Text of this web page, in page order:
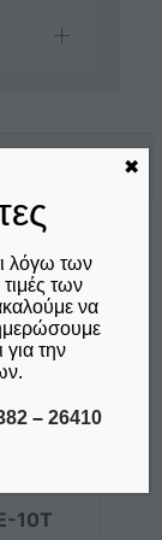
10T
λόγω των
των
να
για την
– 26410
✖